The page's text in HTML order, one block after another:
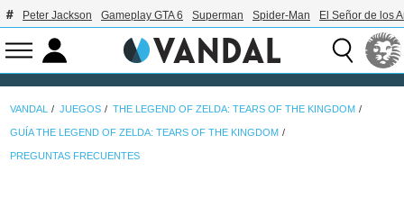
Peter Jackson Gameplay GTA 6 Superman Spider-Man El Señor de los
VANDAL JUEGOS THE LEGEND OF ZELDA: TEARS OF THE KINGDOM
GUÍA THE LEGEND OF ZELDA: TEARS OF THE KINGDOM
PREGUNTAS FRECUENTES